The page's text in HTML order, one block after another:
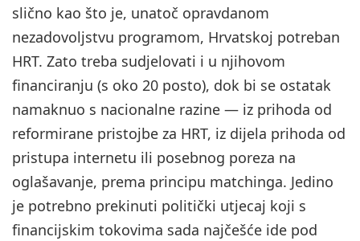
slično kao što je, unatoč opravdanom
nezadovoljstvu programom, Hrvatskoj potreban
HRT. Zato treba sudjelovati i u njihovom
financiranju (s oko 20 posto), dok bi se ostatak
namaknuo s nacionalne razine — iz prihoda od
reformirane pristojbe za HRT, iz dijela prihoda od
pristupa internetu ili posebnog poreza na
oglašavanje, prema principu matchinga. Jedino
je potrebno prekinuti politički utjecaj koji s
financijskim tokovima sada najčešće ide pod